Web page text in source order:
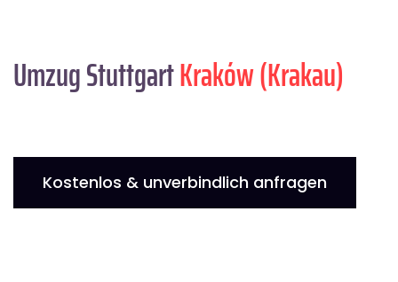
Umzug StuttgartKraków (Krakau)
Kostenlos & unverbindlich anfragen